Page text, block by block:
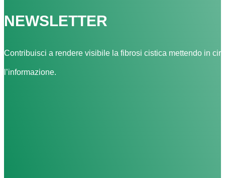
NEWSLETTER
Contribuisci a rendere visibile la fibrosi cistica mettendo in
l’informazione.